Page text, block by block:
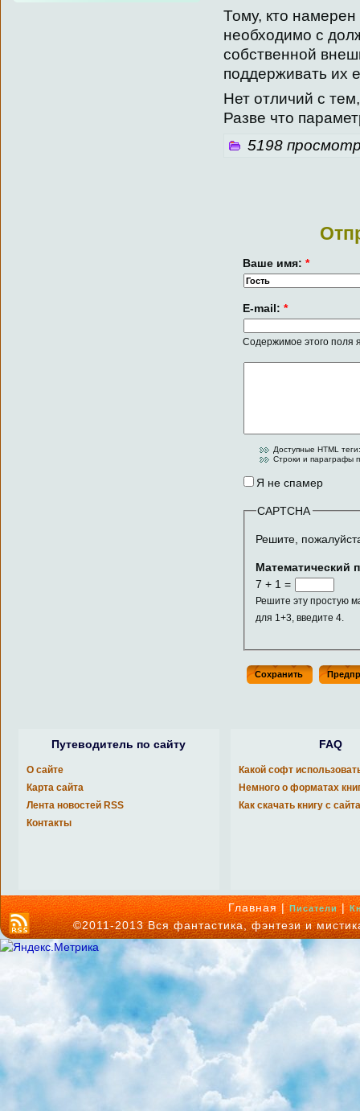
Тому, кто намерен
необходимо с
собственной
поддерживать их
Нет отличий с
Разве что
5198
Ваше имя:*
E-mail:*
Содержимое этого поля
Доступные HTML
Строки и параграфы
Я не спамер
CAPTCHA
Решите,
Математический
7 + 1 =
Решите эту простую
для 1+3, введите 4.
Путеводитель по сайту
О сайте
Карта сайта
Лента новостей RSS
Контакты
FAQ
Какой софт
Немного о форматах
Как скачать книгу с
Главная |Писатели|
©2011-2013 Вся фантастика, фэнтези и